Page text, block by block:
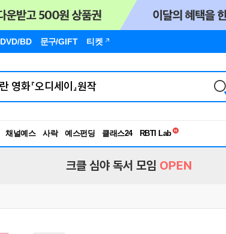
DVD/BD 문구/GIFT 티켓
채널예스 사락 예스펀딩 클래스24
RBTI Lab
독서유형검사
크클 심야 독서 모임 OPEN